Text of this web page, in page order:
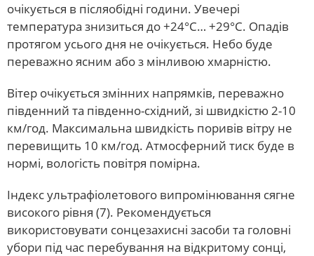
очікується в післяобідні години. Увечері
температура знизиться до +24°С… +29°С. Опадів
протягом усього дня не очікується. Небо буде
переважно ясним або з мінливою хмарністю.
Вітер очікується змінних напрямків, переважно
південний та південно-східний, зі швидкістю 2-10
км/год. Максимальна швидкість поривів вітру не
перевищить 10 км/год. Атмосферний тиск буде в
нормі, вологість повітря помірна.
Індекс ультрафіолетового випромінювання сягне
високого рівня (7). Рекомендується
використовувати сонцезахисні засоби та головні
убори під час перебування на відкритому сонці,